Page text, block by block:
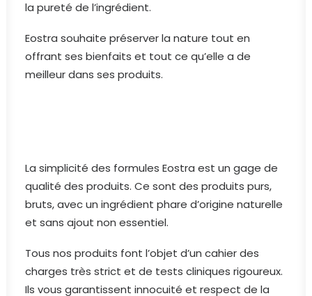
la pureté de l’ingrédient.
Eostra souhaite préserver la nature tout en
offrant ses bienfaits et tout ce qu’elle a de
meilleur dans ses produits.
La simplicité des formules Eostra est un gage de
qualité des produits. Ce sont des produits purs,
bruts, avec un ingrédient phare d’origine naturelle
et sans ajout non essentiel.
Tous nos produits font l’objet d’un cahier des
charges très strict et de tests cliniques rigoureux.
Ils vous garantissent innocuité et respect de la